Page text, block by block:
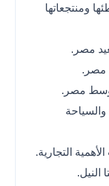
ومنتجعاتها
مصر.
مصر.
وسط مصر.
والسياحة
التجارية.
النيل.